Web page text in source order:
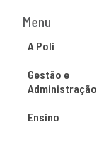
Menu
A Poli
Gestão e
Administração
Ensino